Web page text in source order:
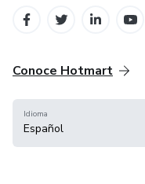
Conoce Hotmart
Idioma
Español